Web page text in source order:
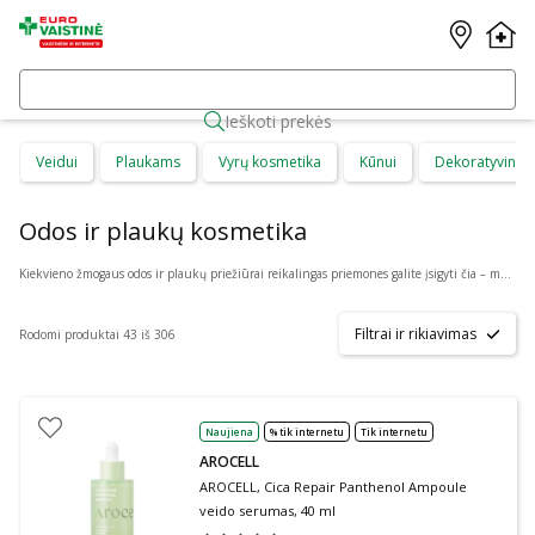
Ieškoti prekės
Veidui Plaukams Vyrų kosmetika Kūnui Dekoratyvinė
Odos ir plaukų kosmetika
Kiekvieno žmogaus odos ir plaukų priežiūrai reikalingas priemones galite įsigyti čia – mūsų internetinėje vaistinėje. Veido, kūno odai, plaukams ar konkrečioms problemoms skirti produktai – gausus asortimentas iš Lietuvos ir garsiausių užsienio gamintojų – tik dalis privalumų, ką gali pasiūlyti mūsų internetinė vaistinė.
Rodomi produktai 43 iš 306 Filtrai ir rikiavimas
Naujiena % tik internetu Tik internetu
AROCELL
AROCELL, Cica Repair Panthenol Ampoule
veido serumas, 40 ml